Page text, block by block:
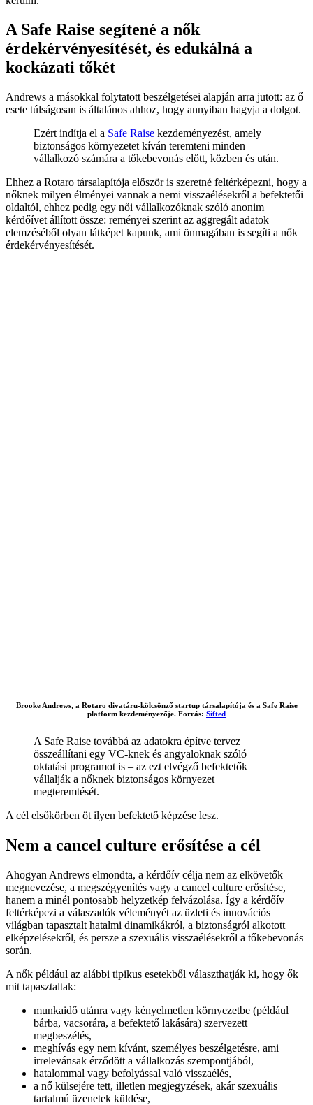
A Safe Raise segítené a nők
érdekérvényesítését, és edukálná a
kockázati tőkét
Andrews a másokkal folytatott beszélgetései alapján arra jutott: az ő
esete túlságosan is általános ahhoz, hogy annyiban hagyja a dolgot.
Ezért indítja el a Safe Raise kezdeményezést, amely
biztonságos környezetet kíván teremteni minden
vállalkozó számára a tőkebevonás előtt, közben és után.
Ehhez a Rotaro társalapítója először is szeretné feltérképezni, hogy a
nőknek milyen élményei vannak a nemi visszaélésekről a befektetői
oldaltól, ehhez pedig egy női vállalkozóknak szóló anonim
kérdőívet állított össze: reményei szerint az aggregált adatok
elemzéséből olyan látképet kapunk, ami önmagában is segíti a nők
érdekérvényesítését.
Brooke Andrews, a Rotaro divatáru-kölcsönző startup társalapítója és a Safe Raise
platform kezdeményezője. Forrás: Sifted
A Safe Raise továbbá az adatokra építve tervez
összeállítani egy VC-knek és angyaloknak szóló
oktatási programot is – az ezt elvégző befektetők
vállalják a nőknek biztonságos környezet
megteremtését.
A cél elsőkörben öt ilyen befektető képzése lesz.
Nem a cancel culture erősítése a cél
Ahogyan Andrews elmondta, a kérdőív célja nem az elkövetők
megnevezése, a megszégyenítés vagy a cancel culture erősítése,
hanem a minél pontosabb helyzetkép felvázolása. Így a kérdőív
feltérképezi a válaszadók véleményét az üzleti és innovációs
világban tapasztalt hatalmi dinamikákról, a biztonságról alkotott
elképzelésekről, és persze a szexuális visszaélésekről a tőkebevonás
során.
A nők például az alábbi tipikus esetekből választhatják ki, hogy ők
mit tapasztaltak:
munkaidő utánra vagy kényelmetlen környezetbe (például
bárba, vacsorára, a befektető lakására) szervezett
megbeszélés,
meghívás egy nem kívánt, személyes beszélgetésre, ami
irrelevánsak érződött a vállalkozás szempontjából,
hatalommal vagy befolyással való visszaélés,
a nő külsejére tett, illetlen megjegyzések, akár szexuális
tartalmú üzenetek küldése,